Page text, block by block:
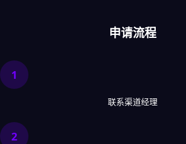
申请流程
1
联系渠道经理
2